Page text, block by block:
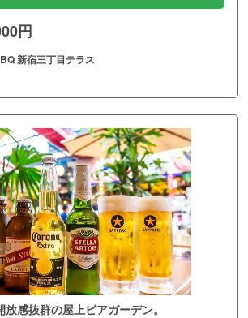
円
新宿三丁目テラス
感抜群の屋上ビアガーデン。